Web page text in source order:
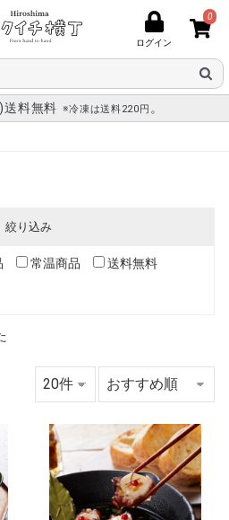
ログイン
0
送料無料 ※冷凍は送料220円 。
絞り込み
常温商品 送料無料